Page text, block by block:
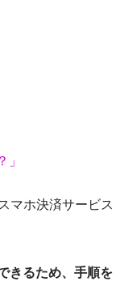
」
マホ決済サービス
きるため、手順を